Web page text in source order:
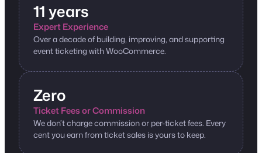
11 years
Expert Experience
Over a decade of building, improving, and supporting
event ticketing with WooCommerce.
Zero
Ticket Fees or Commission
We don’t charge commission or per-ticket fees. Every
cent you earn from ticket sales is yours to keep.